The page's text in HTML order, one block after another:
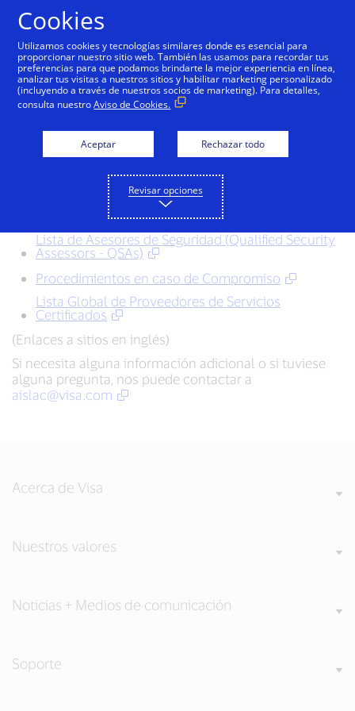
Seguridad de la
Información
Recursos Disponibles
Los siguientes documentos proveen ayuda sobre el
programa de Seguridad de la Información de Visa ALC
y las Normas de seguridad del PCI
Lista de Asesores de Seguridad (Qualified Security
Assessors - QSAs)
Procedimientos en caso de Compromiso
Lista Global de Proveedores de Servicios
Certificados
(Enlaces a sitios en inglés)
Si necesita alguna información adicional o si tuviese
alguna pregunta, nos puede contactar a
aislac@visa.com
Acerca de Visa
Nuestros valores
Noticias + Medios de comunicación
Soporte
Cookies
Utilizamos cookies y tecnologías similares donde es esencial para
proporcionar nuestro sitio web. También las usamos para recordar tus
preferencias para que podamos brindarte la mejor experiencia en línea,
analizar tus visitas a nuestros sitios y habilitar marketing personalizado
(incluyendo a través de nuestros socios de marketing). Para detalles,
consulta nuestroAviso de Cookies.
Aceptar Rechazar todo
Revisar opciones